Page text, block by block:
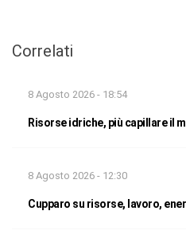
Correlati
8 Agosto 2026 - 18:54
Risorse idriche, più capillare il
8 Agosto 2026 - 12:30
Cupparo su risorse, lavoro,